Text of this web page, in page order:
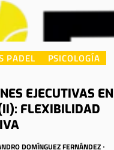
PADEL
PSICOLOGÍA
EJECUTIVAS EN
FLEXIBILIDAD
DOMÍNGUEZ FERNÁNDEZ